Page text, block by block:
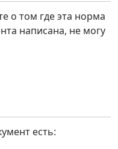
о том где эта норма
написана, не могу
есть: